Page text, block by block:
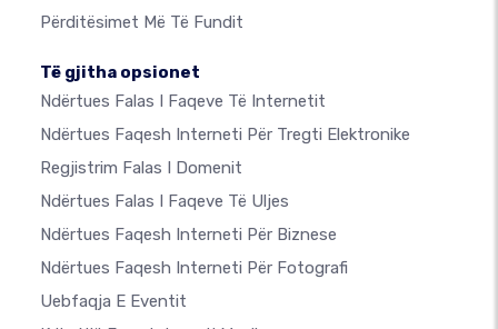
Përditësimet Më Të Fundit
Të gjitha opsionet
Ndërtues Falas I Faqeve Të Internetit
Ndërtues Faqesh Interneti Për Tregti Elektronike
Regjistrim Falas I Domenit
Ndërtues Falas I Faqeve Të Uljes
Ndërtues Faqesh Interneti Për Biznese
Ndërtues Faqesh Interneti Për Fotografi
Uebfaqja E Eventit